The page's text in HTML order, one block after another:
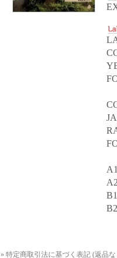
» 特定商取引法に基づく表記 (返品